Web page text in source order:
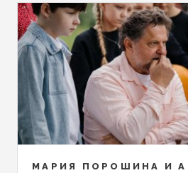
МАРИЯ ПОРОШИНА И